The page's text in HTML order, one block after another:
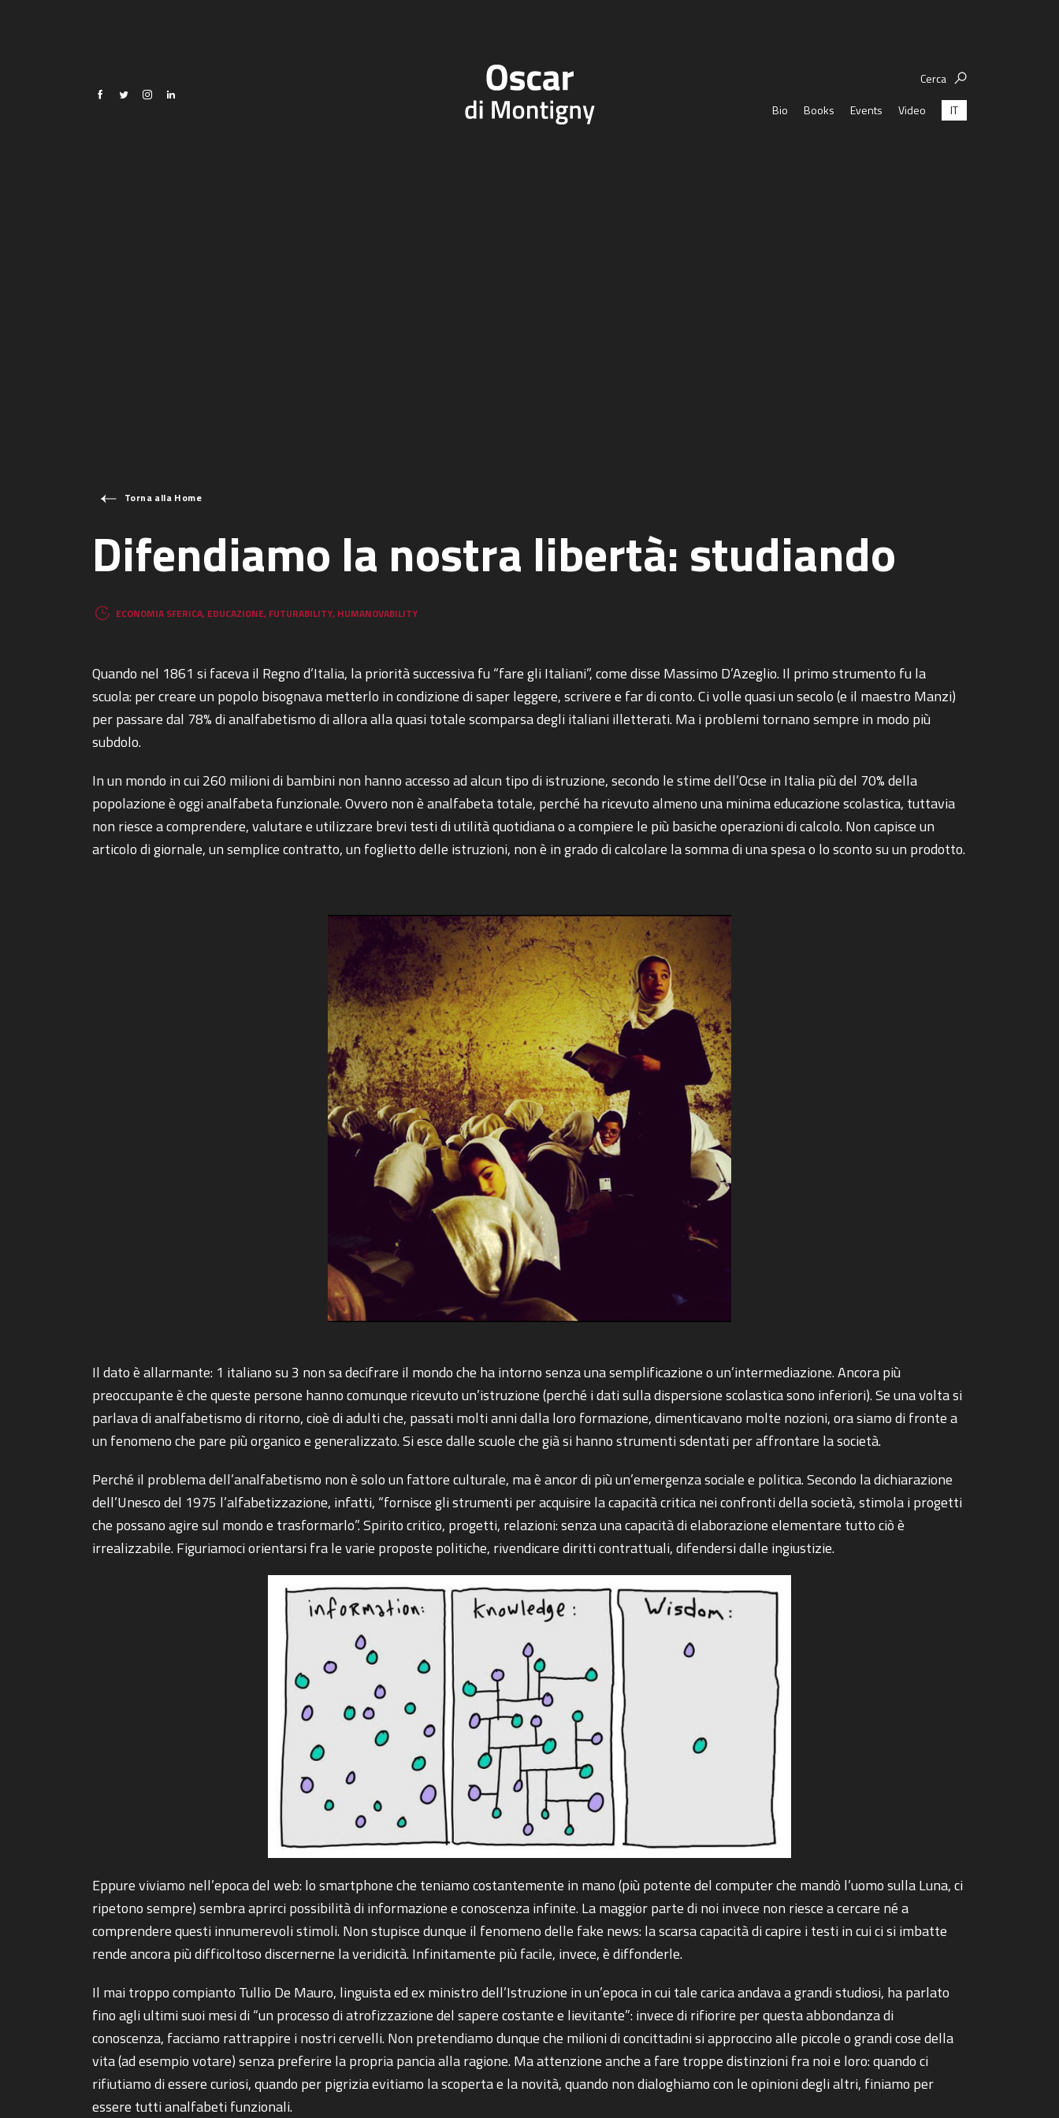
Cerca
Bio
Books Events Video IT
Torna alla Home
Difendiamo la nostra libertà: studiando
ECONOMIA SFERICA, EDUCAZIONE, FUTURABILITY, HUMANOVABILITY
Quando nel 1861 si faceva il Regno d’Italia, la priorità successiva fu “fare gli Italiani”, come disse Massimo D’Azeglio. Il primo strumento fu la
scuola: per creare un popolo bisognava metterlo in condizione di saper leggere, scrivere e far di conto. Ci volle quasi un secolo (e il maestro Manzi)
per passare dal 78% di analfabetismo di allora alla quasi totale scomparsa degli italiani illetterati. Ma i problemi tornano sempre in modo più
subdolo.
In un mondo in cui 260 milioni di bambini non hanno accesso ad alcun tipo di istruzione, secondo le stime dell’Ocse in Italia più del 70% della
popolazione è oggi analfabeta funzionale. Ovvero non è analfabeta totale, perché ha ricevuto almeno una minima educazione scolastica, tuttavia
non riesce a comprendere, valutare e utilizzare brevi testi di utilità quotidiana o a compiere le più basiche operazioni di calcolo. Non capisce un
articolo di giornale, un semplice contratto, un foglietto delle istruzioni, non è in grado di calcolare la somma di una spesa o lo sconto su un prodotto.
Il dato è allarmante: 1 italiano su 3 non sa decifrare il mondo che ha intorno senza una semplificazione o un’intermediazione. Ancora più
preoccupante è che queste persone hanno comunque ricevuto un’istruzione (perché i dati sulla dispersione scolastica sono inferiori). Se una volta si
parlava di analfabetismo di ritorno, cioè di adulti che, passati molti anni dalla loro formazione, dimenticavano molte nozioni, ora siamo di fronte a
un fenomeno che pare più organico e generalizzato. Si esce dalle scuole che già si hanno strumenti sdentati per affrontare la società.
Perché il problema dell’analfabetismo non è solo un fattore culturale, ma è ancor di più un’emergenza sociale e politica. Secondo la dichiarazione
dell’Unesco del 1975 l’alfabetizzazione, infatti, “fornisce gli strumenti per acquisire la capacità critica nei confronti della società, stimola i progetti
che possano agire sul mondo e trasformarlo”. Spirito critico, progetti, relazioni: senza una capacità di elaborazione elementare tutto ciò è
irrealizzabile. Figuriamoci orientarsi fra le varie proposte politiche, rivendicare diritti contrattuali, difendersi dalle ingiustizie.
Eppure viviamo nell’epoca del web: lo smartphone che teniamo costantemente in mano (più potente del computer che mandò l’uomo sulla Luna, ci
ripetono sempre) sembra aprirci possibilità di informazione e conoscenza infinite. La maggior parte di noi invece non riesce a cercare né a
comprendere questi innumerevoli stimoli. Non stupisce dunque il fenomeno delle fake news: la scarsa capacità di capire i testi in cui ci si imbatte
rende ancora più difficoltoso discernerne la veridicità. Infinitamente più facile, invece, è diffonderle.
Il mai troppo compianto Tullio De Mauro, linguista ed ex ministro dell’Istruzione in un’epoca in cui tale carica andava a grandi studiosi, ha parlato
fino agli ultimi suoi mesi di “un processo di atrofizzazione del sapere costante e lievitante”: invece di rifiorire per questa abbondanza di
conoscenza, facciamo rattrappire i nostri cervelli. Non pretendiamo dunque che milioni di concittadini si approccino alle piccole o grandi cose della
vita (ad esempio votare) senza preferire la propria pancia alla ragione. Ma attenzione anche a fare troppe distinzioni fra noi e loro: quando ci
rifiutiamo di essere curiosi, quando per pigrizia evitiamo la scoperta e la novità, quando non dialoghiamo con le opinioni degli altri, finiamo per
essere tutti analfabeti funzionali.
COSA STAI CERCANDO?